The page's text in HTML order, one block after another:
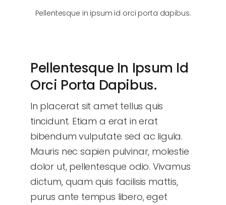
Pellentesque in ipsum id orci porta dapibus.
Pellentesque In Ipsum Id
Orci Porta Dapibus.
In placerat sit amet tellus quis
tincidunt. Etiam a erat in erat
bibendum vulputate sed ac ligula.
Mauris nec sapien pulvinar, molestie
dolor ut, pellentesque odio. Vivamus
dictum, quam quis facilisis mattis,
purus ante tempus libero, eget